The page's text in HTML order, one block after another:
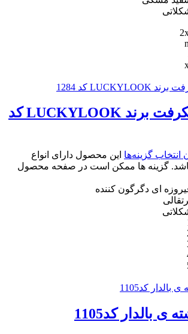
ست ماینکرفت برند LUCKYLOOK کد
انتخاب گزینه‌ها این محصول دارای انواع
گزینه ها ممکن است در صفحه محصول
ای دگرگون کننده
بالدار کد1105